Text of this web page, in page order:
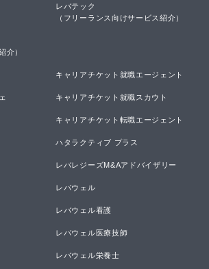
レバテック
（フリーランス向けサービス紹介）
介）
キャリアチケット就職エージェント
キャリアチケット就職スカウト
キャリアチケット転職エージェント
ハタラクティブ プラス
レバレジーズM&Aアドバイザリー
レバウェル
レバウェル看護
レバウェル医療技師
レバウェル栄養士